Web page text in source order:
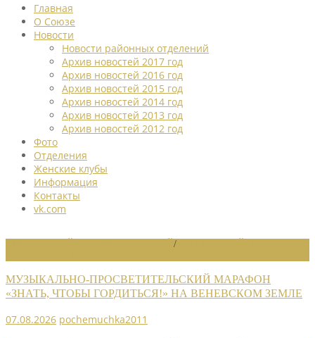
Главная
О Союзе
Новости
Новости районных отделений
Архив новостей 2017 год
Архив новостей 2016 год
Архив новостей 2015 год
Архив новостей 2014 год
Архив новостей 2013 год
Архив новостей 2012 год
Фото
Отделения
Женские клубы
Информация
Контакты
vk.com
/
МУЗЫКАЛЬНО-ПРОСВЕТИТЕЛЬСКИЙ МАРАФОН
«ЗНАТЬ, ЧТОБЫ ГОРДИТЬСЯ!» НА ВЕНЕВСКОМ ЗЕМЛЕ
07.08.2026 pochemuchka2011